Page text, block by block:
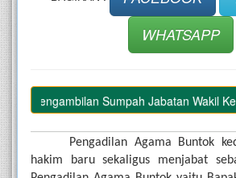
WHATSAPP
Sumpah Jabatan Wakil Ketua
Pengadilan Agama Buntok
hakim baru sekaligus menjabat